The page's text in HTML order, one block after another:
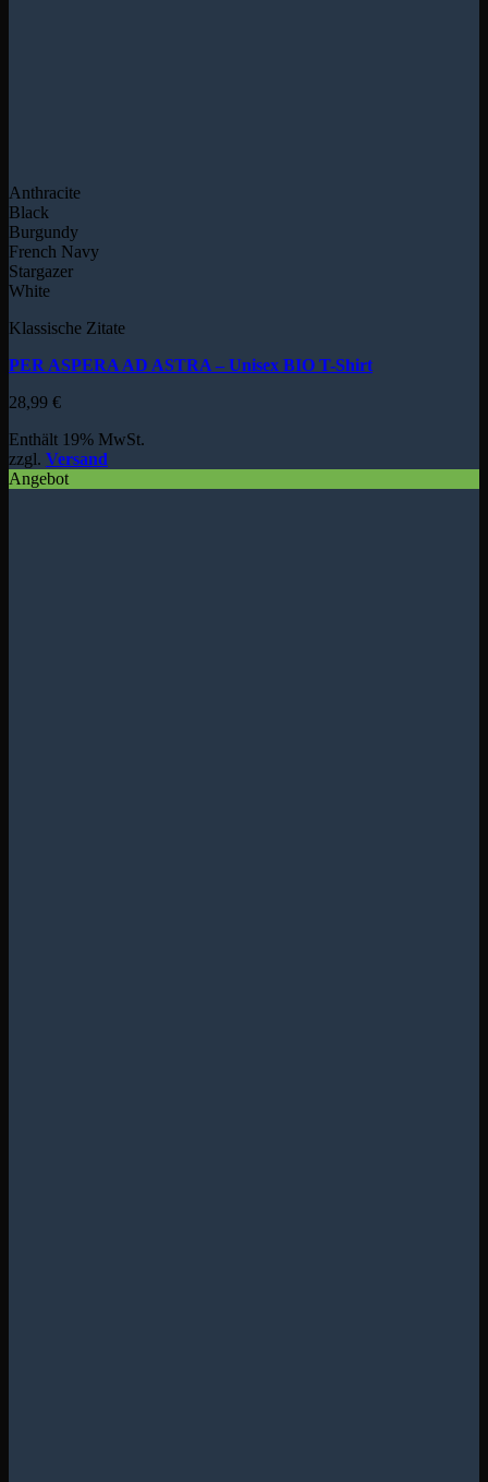
Anthracite
Black
Burgundy
French Navy
Stargazer
White
Klassische Zitate
PER ASPERA AD ASTRA – Unisex BIO T-Shirt
28,99 €
Enthält 19% MwSt.
zzgl. Versand
Angebot